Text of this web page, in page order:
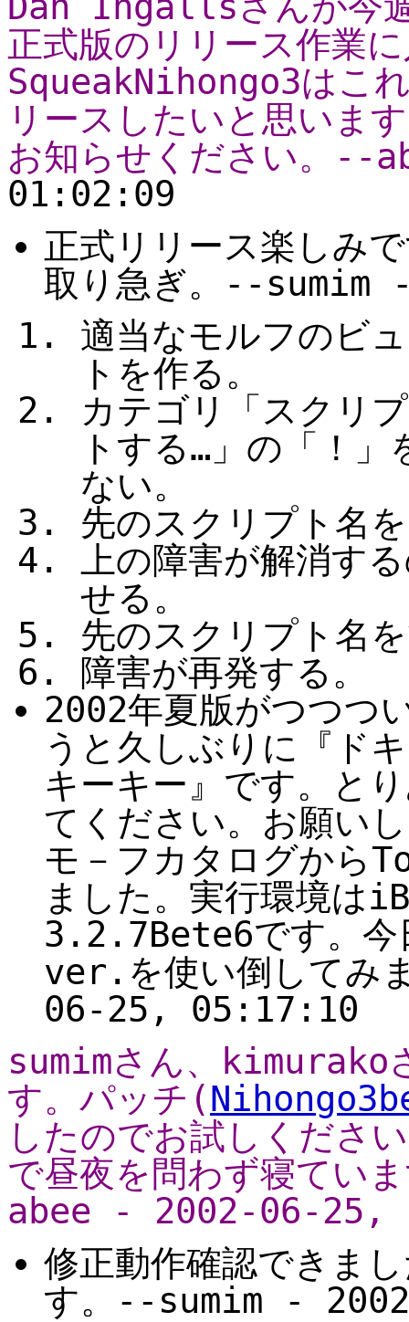
正式版のリリース作業
SqueakNihongo3はこ
リースしたいと思いま
お知らせください。--
01:02:09
正式リリース楽しみ
取り急ぎ。--
適当なモルフのビ
トを作る。
カテゴリ「スクリ
トする…」の「！
ない。
先のスクリプト名
上の障害が解消す
せる。
先のスクリプト名
障害が再発する。
2002年夏版がつつつ
うと久しぶりに『ド
キーキー』です。と
てください。お願い
モ－フカタログから
ました。実行環境は
3.2.7Bete6です。今
ver.を使い倒して
06-25, 05:17:10
sumimさん、kimurako
す。パッチ(
したのでお試しくださ
で昼夜を問わず寝て
abee - 2002-06-25,
修正動作確認できま
す。--sumim -